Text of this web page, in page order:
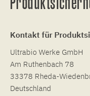
Kontakt für
Ultrabio Werke GmbH
Am Ruthenbach 78
33378 Rheda-
Deutschland